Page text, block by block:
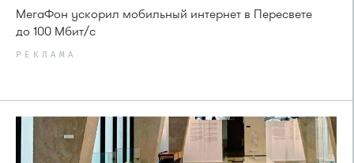
МегаФон ускорил мобильный интернет в Пересвете
до 100 Мбит/с
РЕКЛАМА